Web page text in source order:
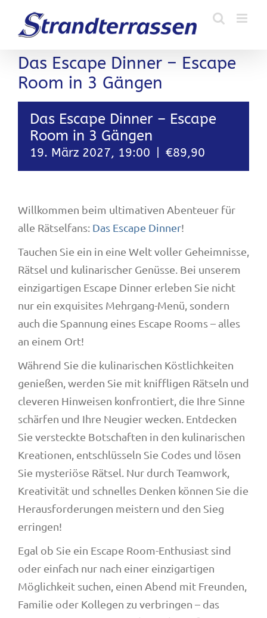
Inhalt
springen
Das Escape Dinner – Escape
Room in 3 Gängen
Das Escape Dinner – Escape
Room in 3 Gängen
19. März 2027, 19:00 €89,90
Willkommen beim ultimativen Abenteuer für
alle Rätselfans: Das Escape Dinner!
Tauchen Sie ein in eine Welt voller Geheimnisse,
Rätsel und kulinarischer Genüsse. Bei unserem
einzigartigen Escape Dinner erleben Sie nicht
nur ein exquisites Mehrgang-Menü, sondern
auch die Spannung eines Escape Rooms – alles
an einem Ort!
Während Sie die kulinarischen Köstlichkeiten
genießen, werden Sie mit kniffligen Rätseln und
cleveren Hinweisen konfrontiert, die Ihre Sinne
schärfen und Ihre Neugier wecken. Entdecken
Sie versteckte Botschaften in den kulinarischen
Kreationen, entschlüsseln Sie Codes und lösen
Sie mysteriöse Rätsel. Nur durch Teamwork,
Kreativität und schnelles Denken können Sie die
Herausforderungen meistern und den Sieg
erringen!
Egal ob Sie ein Escape Room-Enthusiast sind
oder einfach nur nach einer einzigartigen
Möglichkeit suchen, einen Abend mit Freunden,
Familie oder Kollegen zu verbringen – das